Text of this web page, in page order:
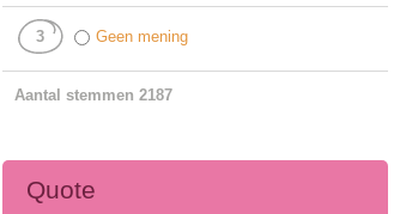
3 Geen mening
Aantal stemmen 2187
Quote